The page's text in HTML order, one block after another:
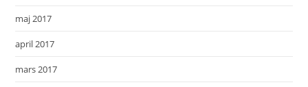
maj 2017
april 2017
mars 2017